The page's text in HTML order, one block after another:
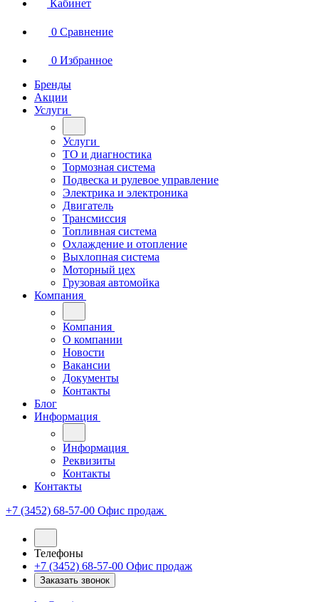
Кабинет
0 Сравнение
0 Избранное
Бренды
Акции
Услуги
Услуги
ТО и диагностика
Тормозная система
Подвеска и рулевое управление
Электрика и электроника
Двигатель
Трансмиссия
Топливная система
Охлаждение и отопление
Выхлопная система
Моторный цех
Грузовая автомойка
Компания
Компания
О компании
Новости
Вакансии
Документы
Контакты
Блог
Информация
Информация
Реквизиты
Контакты
Контакты
+7 (3452) 68-57-00 Офис продаж
Телефоны
+7 (3452) 68-57-00 Офис продаж
Заказать звонок